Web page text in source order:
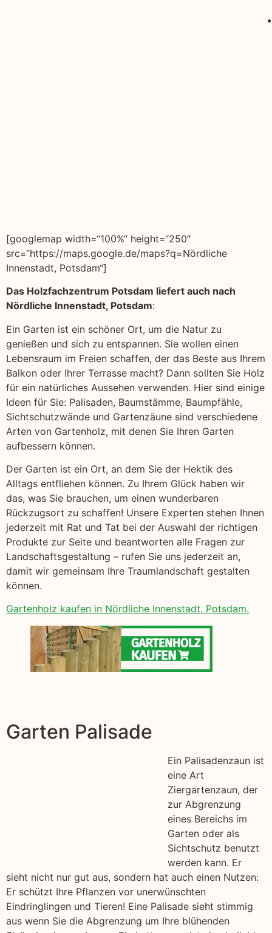
[googlemap width=“100%“ height=“250″
src=“https://maps.google.de/maps?q=Nördliche
Innenstadt, Potsdam“]
Das Holzfachzentrum Potsdam liefert auch nach
Nördliche Innenstadt, Potsdam:
Ein Garten ist ein schöner Ort, um die Natur zu
genießen und sich zu entspannen. Sie wollen einen
Lebensraum im Freien schaffen, der das Beste aus Ihrem
Balkon oder Ihrer Terrasse macht? Dann sollten Sie Holz
für ein natürliches Aussehen verwenden. Hier sind einige
Ideen für Sie: Palisaden, Baumstämme, Baumpfähle,
Sichtschutzwände und Gartenzäune sind verschiedene
Arten von Gartenholz, mit denen Sie Ihren Garten
aufbessern können.
Der Garten ist ein Ort, an dem Sie der Hektik des
Alltags entfliehen können. Zu Ihrem Glück haben wir
das, was Sie brauchen, um einen wunderbaren
Rückzugsort zu schaffen! Unsere Experten stehen Ihnen
jederzeit mit Rat und Tat bei der Auswahl der richtigen
Produkte zur Seite und beantworten alle Fragen zur
Landschaftsgestaltung – rufen Sie uns jederzeit an,
damit wir gemeinsam Ihre Traumlandschaft gestalten
können.
Gartenholz kaufen in Nördliche Innenstadt, Potsdam.
Garten Palisade
Ein Palisadenzaun ist
eine Art
Ziergartenzaun, der
zur Abgrenzung
eines Bereichs im
Garten oder als
Sichtschutz benutzt
werden kann. Er
sieht nicht nur gut aus, sondern hat auch einen Nutzen:
Er schützt Ihre Pflanzen vor unerwünschten
Eindringlingen und Tieren! Eine Palisade sieht stimmig
aus wenn Sie die Abgrenzung um Ihre blühenden